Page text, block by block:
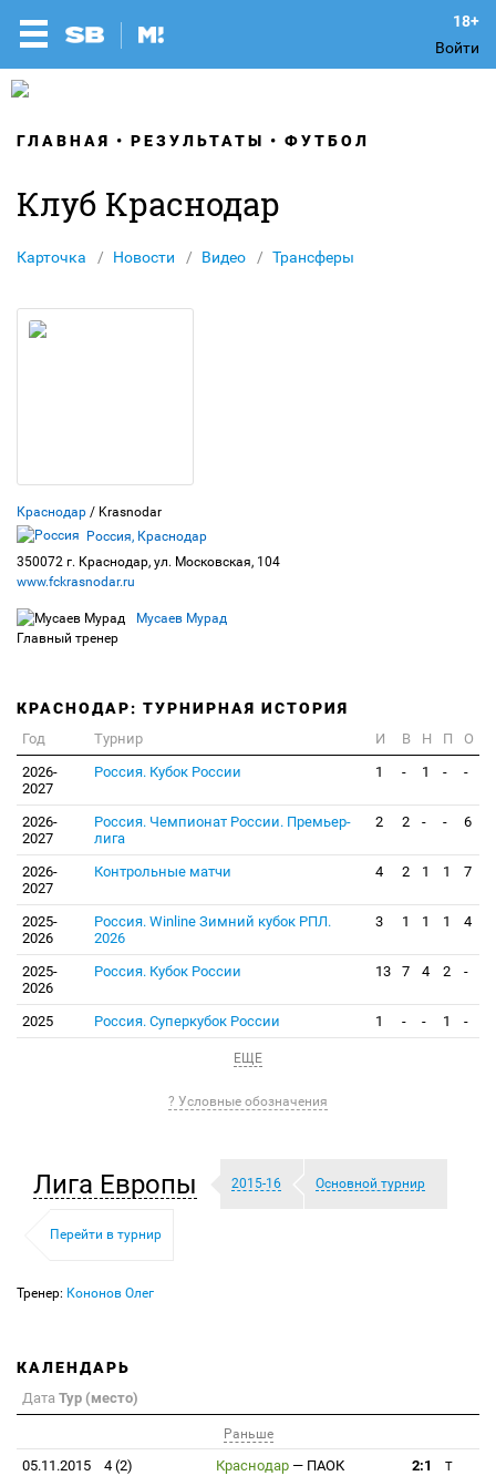
Войти
ГЛАВНАЯ РЕЗУЛЬТАТЫ ФУТБОЛ
Клуб Краснодар
Карточка Новости Видео Трансферы
Краснодар / Krasnodar
Россия, Краснодар
350072 г. Краснодар, ул. Московская, 104
www.fckrasnodar.ru
Мусаев Мурад
Главный тренер
КРАСНОДАР: ТУРНИРНАЯ ИСТОРИЯ
Год Турнир И В Н П
О
2026-
2027
Россия. Кубок России 1 - 1 - -
2026-
2027
Россия. Чемпионат России. Премьер-
лига
2 2 - - 6
2026-
2027
Контрольные матчи 4 2 1 1 7
2025-
2026
Россия. Winline Зимний кубок РПЛ.
2026
3 1 1 1 4
2025-
2026
Россия. Кубок России 13 7 4 2 -
2025 Россия. Суперкубок России 1 - - 1 -
ЕЩЕ
? Условные обозначения
Лига Европы 2015-16 Основной турнир
Перейти в турнир
Тренер: Кононов Олег
КАЛЕНДАРЬ
Дата Тур (место)
Раньше
05.11.2015 4 (2) Краснодар — ПАОК 2:1 T